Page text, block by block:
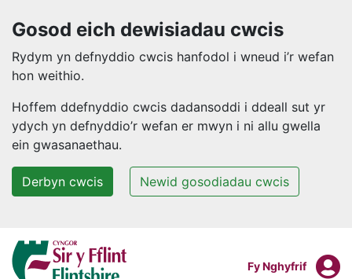
Gosod eich dewisiadau cwcis
Rydym yn defnyddio cwcis hanfodol i wneud i’r wefan
hon weithio.
Hoffem ddefnyddio cwcis dadansoddi i ddeall sut yr
ydych yn defnyddio’r wefan er mwyn i ni allu gwella
ein gwasanaethau.
Derbyn cwcis Newid gosodiadau cwcis
Neidio i'r prif gynnwys
Mewngofnodi I
Fy Nghyfrif